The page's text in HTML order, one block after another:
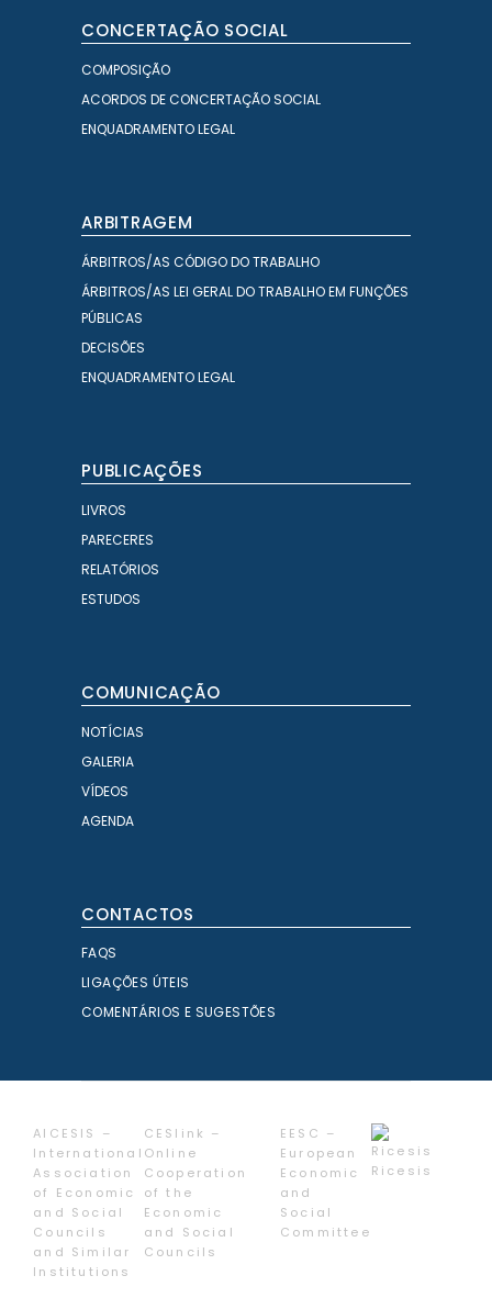
CONCERTAÇÃO SOCIAL
COMPOSIÇÃO
ACORDOS DE CONCERTAÇÃO SOCIAL
ENQUADRAMENTO LEGAL
ARBITRAGEM
ÁRBITROS/AS CÓDIGO DO TRABALHO
ÁRBITROS/AS LEI GERAL DO TRABALHO EM FUNÇÕES
PÚBLICAS
DECISÕES
ENQUADRAMENTO LEGAL
PUBLICAÇÕES
LIVROS
PARECERES
RELATÓRIOS
ESTUDOS
COMUNICAÇÃO
NOTÍCIAS
GALERIA
VÍDEOS
AGENDA
CONTACTOS
FAQS
LIGAÇÕES ÚTEIS
COMENTÁRIOS E SUGESTÕES
AICESIS –
International
Association
of Economic
and Social
Councils
and Similar
Institutions
CESlink –
Online
Cooperation
of the
Economic
and Social
Councils
EESC –
European
Economic
and
Social
Committee
Ricesis